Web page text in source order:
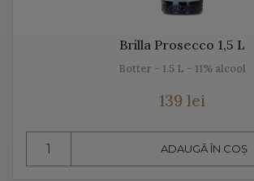
numeroasă și asta pentru că ne dorim
dar și în întreaga lume. Vino Italia aduce
tine acasă, chiar din regiunea unde este
Brilla Prosecco 1,5 L
Botter - 1.5 L - 11% alcool
139 lei
ADAUGĂ ÎN COȘ